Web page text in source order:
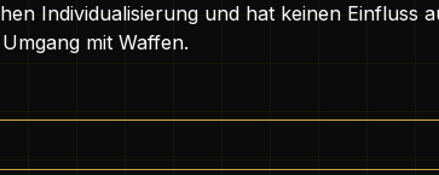
Individualisierung und hat keinen
mit Waffen.